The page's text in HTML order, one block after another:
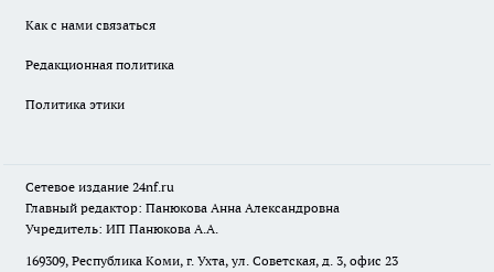
Как с нами связаться
Редакционная политика
Политика этики
Сетевое издание 24nf.ru
Главный редактор: Панюкова Анна Александровна
Учредитель: ИП Панюкова А.А.
169309, Республика Коми, г. Ухта, ул. Советская, д. 3, офис 23